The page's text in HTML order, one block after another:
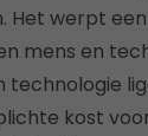
Het werpt
mens en
technologie
kost